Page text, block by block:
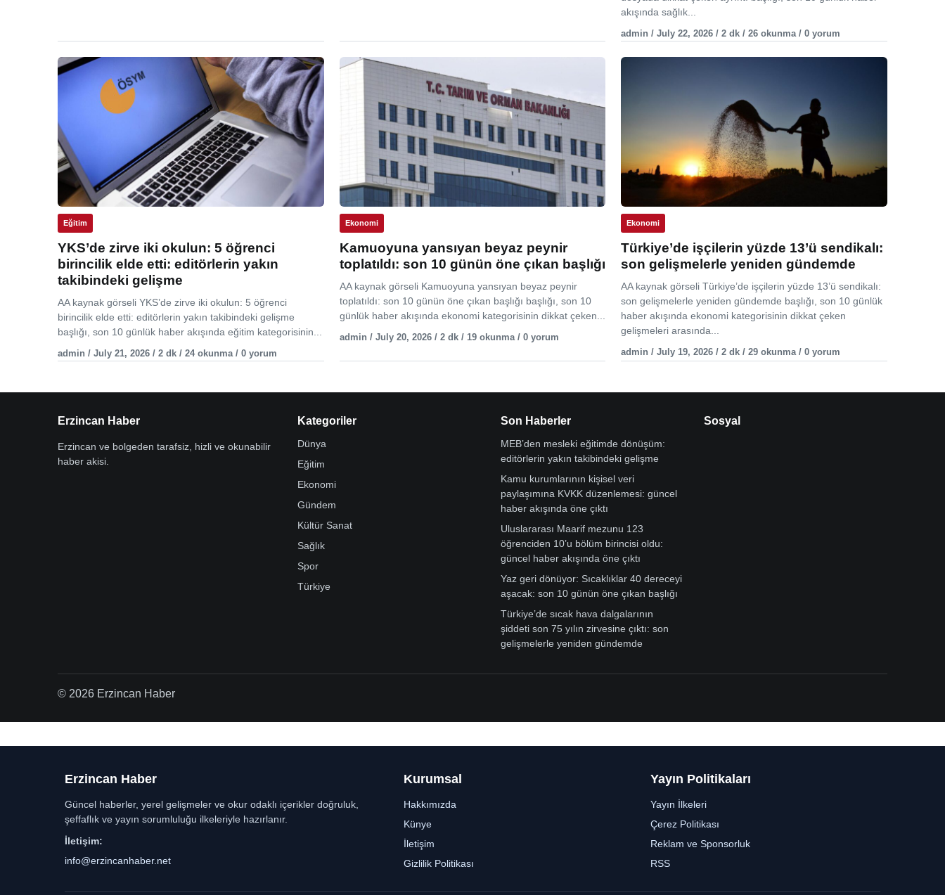
akışında sağlık...
admin / July 22, 2026 / 2 dk / 26 okunma / 0 yorum
Eğitim
YKS’de zirve iki okulun: 5 öğrenci
birincilik elde etti: editörlerin yakın
takibindeki gelişme
AA kaynak görseli YKS’de zirve iki okulun: 5 öğrenci
birincilik elde etti: editörlerin yakın takibindeki gelişme
başlığı, son 10 günlük haber akışında eğitim kategorisinin...
admin / July 21, 2026 / 2 dk / 24 okunma / 0 yorum
Ekonomi
Kamuoyuna yansıyan beyaz peynir
toplatıldı: son 10 günün öne çıkan başlığı
AA kaynak görseli Kamuoyuna yansıyan beyaz peynir
toplatıldı: son 10 günün öne çıkan başlığı başlığı, son 10
günlük haber akışında ekonomi kategorisinin dikkat çeken...
admin / July 20, 2026 / 2 dk / 19 okunma / 0 yorum
Ekonomi
Türkiye’de işçilerin yüzde 13’ü sendikalı:
son gelişmelerle yeniden gündemde
AA kaynak görseli Türkiye’de işçilerin yüzde 13’ü sendikalı:
son gelişmelerle yeniden gündemde başlığı, son 10 günlük
haber akışında ekonomi kategorisinin dikkat çeken
gelişmeleri arasında...
admin / July 19, 2026 / 2 dk / 29 okunma / 0 yorum
Erzincan Haber
Erzincan ve bolgeden tarafsiz, hizli ve okunabilir
haber akisi.
Kategoriler
Dünya
Eğitim
Ekonomi
Gündem
Kültür Sanat
Sağlık
Spor
Türkiye
Son Haberler
MEB’den mesleki eğitimde dönüşüm:
editörlerin yakın takibindeki gelişme
Kamu kurumlarının kişisel veri
paylaşımına KVKK düzenlemesi: güncel
haber akışında öne çıktı
Uluslararası Maarif mezunu 123
öğrenciden 10’u bölüm birincisi oldu:
güncel haber akışında öne çıktı
Yaz geri dönüyor: Sıcaklıklar 40 dereceyi
aşacak: son 10 günün öne çıkan başlığı
Türkiye’de sıcak hava dalgalarının
şiddeti son 75 yılın zirvesine çıktı: son
gelişmelerle yeniden gündemde
Sosyal
© 2026 Erzincan Haber
Erzincan Haber
Güncel haberler, yerel gelişmeler ve okur odaklı içerikler doğruluk,
şeffaflık ve yayın sorumluluğu ilkeleriyle hazırlanır.
İletişim:
info@erzincanhaber.net
Kurumsal
Hakkımızda
Künye
İletişim
Gizlilik Politikası
Yayın Politikaları
Yayın İlkeleri
Çerez Politikası
Reklam ve Sponsorluk
RSS